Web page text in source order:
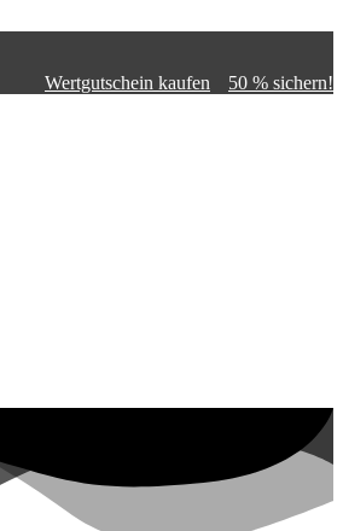
Wertgutschein kaufen
50 % sichern!